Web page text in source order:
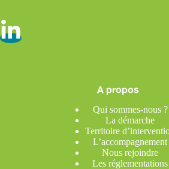
A propos
Qui sommes-nous ?
La démarche
Territoire
L’accompagnement
Nous rejoindre
Les réglementations